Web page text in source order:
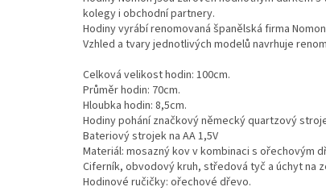
kolegy i obchodní partnery.
Hodiny vyrábí renomovaná španělská firma
Vzhled a tvary jednotlivých modelů navrhuje
Celková velikost hodin: 100cm.
Průměr hodin: 70cm.
Hloubka hodin: 8,5cm.
Hodiny pohání značkový německý quartzový
Bateriový strojek na AA 1,5V
Materiál: mosazný kov v kombinaci s ořechovým
Ciferník, obvodový kruh, středová tyč a úchyt na
Hodinové ručičky: ořechové dřevo.